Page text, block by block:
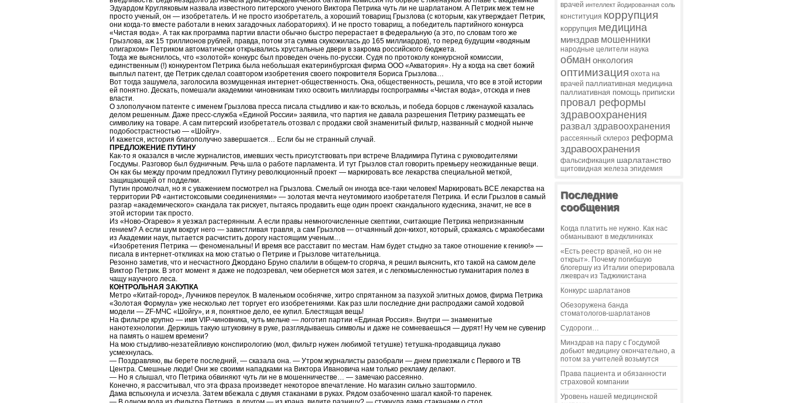
Эдуардом Кругляковым назвала известного питерского ученого Виктора Петрика чуть ли не шарлатаном. А Петрик меж тем не
просто ученый, он — изобретатель. И не просто изобретатель, а хороший товарищ Грызлова (с которым, как утверждает Петрик,
они когда-то вместе работали в неких загадочных лабораториях). И не просто товарищ, а победитель партийного конкурса
«Чистая вода». А так как программа партии власти обычно быстро перерастает в федеральную (а это, по словам того же
Грызлова, аж 15 триллионов рублей, правда, потом эта сумма скукожилась до 165 миллиардов), то перед будущим «водяным
олигархом» Петриком автоматически открывались хрустальные двери в закрома российского бюджета.
Тогда же выяснилось, что «золотой» конкурс был проведен очень по-русски. Судя по протоколу конкурсной комиссии,
единственным (!) конкурентом Петрика была небольшая екатеринбургская фирма ООО «Акватория». Ну а когда на свет божий
выплыл патент, где Петрик сделал соавтором изобретения своего покровителя Бориса Грызлова…
Вот тогда зашумела, заголосила возмущенная интернет-общественность. Она, общественность, решила, что все в этой истории
ей понятно. Дескать, помешали академики чиновникам тихо освоить миллиарды госпрограммы «Чистая вода», отсюда и гнев
власти.
О злополучном патенте с именем Грызлова пресса писала стыдливо и как-то вскользь, и победа борцов с лженаукой казалась
делом решенным. Даже пресс-служба «Единой России» заявила, что партия не давала разрешения Петрику размещать ее
символику на товаре. А сам питерский изобретатель отозвал с продажи свой знаменитый фильтр, названный с модной нынче
подобострастностью — «Шойгу».
И кажется, история благополучно завершается… Если бы не странный случай.
ПРЕДЛОЖЕНИЕ ПУТИНУ
Как-то я оказался в числе журналистов, имевших честь присутствовать при встрече Владимира Путина с руководителями
Госдумы. Разговор был будничным. Речь шла о работе парламента. И тут Грызлов стал говорить премьеру неожиданные вещи.
Он как бы между прочим предложил Путину революционный проект — маркировать все лекарства специальной меткой,
защищающей от подделки.
Путин промолчал, но я с уважением посмотрел на Грызлова. Смелый он иногда все-таки человек! Маркировать ВСЕ лекарства на
территории РФ «антистоксовыми соединениями» — золотая мечта неутомимого изобретателя Петрика. И если Грызлов в самый
разгар «академического» скандала так рискует, пытаясь продавить еще один проект скандального кудесника, значит, не все в
этой истории так просто.
Из «Ново-Огарево» я уезжал растерянным. А если правы немногочисленные скептики, считающие Петрика непризнанным
гением? А если шум вокруг него — завистливая травля, а сам Грызлов — отчаянный дон-кихот, который, сражаясь с мракобесами
из Академии наук, пытается расчистить дорогу настоящим ученым…
«Изобретения Петрика — феноменальны! И время все расставит по местам. Нам будет стыдно за такое отношение к гению!» —
писала в интернет-откликах на мою статью о Петрике и Грызлове читательница.
Резонно заметив, что и несчастного Джордано Бруно спалили в общем-то сгоряча, я решил выяснить, кто такой на самом деле
Виктор Петрик. В этот момент я даже не подозревал, чем обернется моя затея, и с легкомысленностью гуманитария полез в
чащу научного леса.
КОНТРОЛЬНАЯ ЗАКУПКА
Метро «Китай-город», Лучников переулок. В маленьком особнячке, хитро спрятанном за пазухой элитных домов, фирма Петрика
«Золотая Формула» уже несколько лет торгует его изобретениями. Как раз шли последние дни распродажи самой ходовой
модели — ZF-МЧС «Шойгу», и я, понятное дело, ее купил. Блестящая вещь!
На фильтре крупно — имя VIP-чиновника, чуть мельче — логотип партии «Единая Россия». Внутри — знаменитые
нанотехнологии. Держишь такую штуковину в руке, разглядываешь символы и даже не сомневаешься — дурят! Ну чем не сувенир
на память о нашем времени?
На мою стыдливо-незатейливую конспирологию (мол, фильтр нужен любимой тетушке) тетушка-продавщица лукаво
усмехнулась.
— Поздравляю, вы берете последний, — сказала она. — Утром журналисты разобрали — днем приезжали с Первого и ТВ
Центра. Смешные люди! Они же своими нападками на Виктора Ивановича нам только рекламу делают.
— Но я слышал, что Петрика обвиняют чуть ли не в мошенничестве… — замечаю рассеянно.
Конечно, я рассчитывал, что эта фраза произведет некоторое впечатление. Но магазин сильно заштормило.
Дама вспыхнула и исчезла. Затем вбежала с двумя стаканами в руках. Рядом озабоченно шагал какой-то паренек.
врачей интеллект йодированная соль
конституция коррупция
коррупция медицина
минздрав мошенники
народные целители наука
обман онкология
оптимизация охота на
врачей паллиативная медицина
паллиативная помощь приписки
провал реформы
здравоохранения
развал здравоохранения
рассеянный склероз реформа
здравоохранения
фальсификация шарлатанство
щитовидная железа эпидемия
Последние
сообщения
Когда платить не нужно. Как нас
обманывают в медклиниках
«Есть реестр врачей, но он не
открыт». Почему погибшую
блогершу из Италии оперировала
лжеврач из Таджикистана
Конкурс шарлатанов
Обезоружена банда
стоматологов-шарлатанов
Судороги…
Минздрав на пару с Госдумой
добьют медицину окончательно, а
потом за учителей возьмутся
Права пациента и обязанности
страховой компании
Уровень нашей медицинской